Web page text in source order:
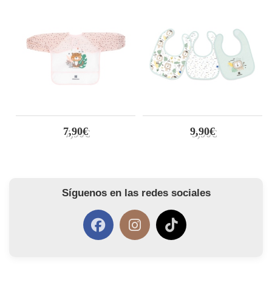
7,90€ 9,90€
Síguenos en las redes sociales